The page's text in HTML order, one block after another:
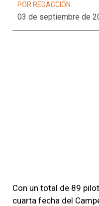
POR REDACCIÓN
03 de septiembre de
Con un total de 89
cuarta fecha del